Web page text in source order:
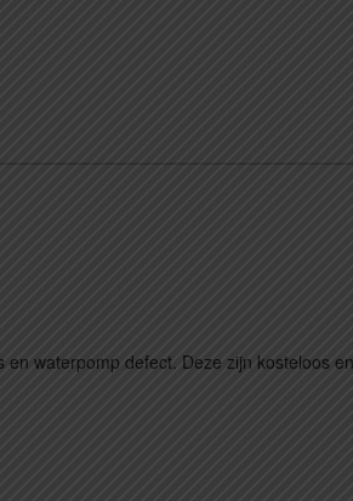
waterpomp defect. Deze zijn kosteloos en